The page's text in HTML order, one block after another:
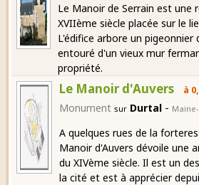
Le Manoir de Serrain est une
XVIIème siècle placée sur le
L'édifice arbore un pigeonnier
entouré d'un vieux mur
propriété.
Le Manoir d'Auvers à
Monument sur Durtal -
A quelques rues de la
Manoir d'Auvers dévoile une
du XIVème siècle. Il est un
la cité et est à apprécier